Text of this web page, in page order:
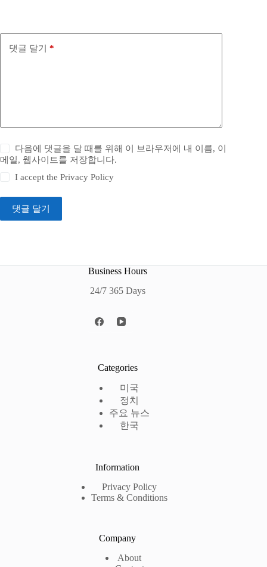
댓글 달기 *
다음에 댓글을 달 때를 위해 이 브라우저에 내 이름, 이
메일, 웹사이트를 저장합니다.
I accept thePrivacy Policy
댓글 달기
Business Hours
24/7 365 Days
Categories
미국
정치
주요 뉴스
한국
Information
Privacy Policy
Terms & Conditions
Company
About